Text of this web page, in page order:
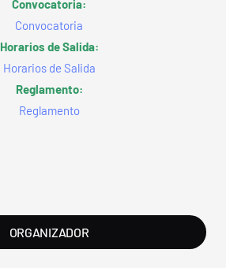
Convocatoria:
Convocatoria
Horarios de Salida:
Horarios de Salida
Reglamento:
Reglamento
ORGANIZADOR